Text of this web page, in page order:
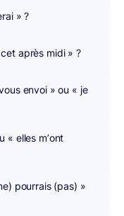
» ?
après midi » ?
envoi » ou « je
« elles m’ont
pourrais (pas) »